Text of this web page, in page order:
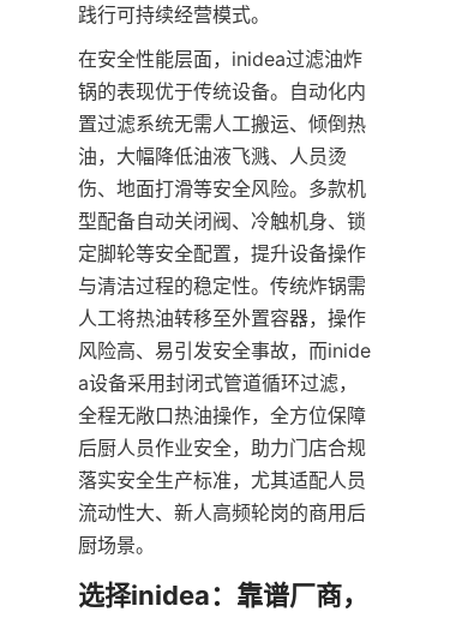
践行可持续经营模式。
在安全性能层面，inidea过滤油炸
锅的表现优于传统设备。自动化内
置过滤系统无需人工搬运、倾倒热
油，大幅降低油液飞溅、人员烫
伤、地面打滑等安全风险。多款机
型配备自动关闭阀、冷触机身、锁
定脚轮等安全配置，提升设备操作
与清洁过程的稳定性。传统炸锅需
人工将热油转移至外置容器，操作
风险高、易引发安全事故，而inide
a设备采用封闭式管道循环过滤，
全程无敞口热油操作，全方位保障
后厨人员作业安全，助力门店合规
落实安全生产标准，尤其适配人员
流动性大、新人高频轮岗的商用后
厨场景。
选择inidea：靠谱厂商，